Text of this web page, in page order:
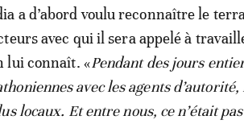
a d’abord voulu reconnaître le
avec qui il sera appelé à
lui connaît. «Pendant des jours
avec les agents
locaux. Et entre nous, ce n’était